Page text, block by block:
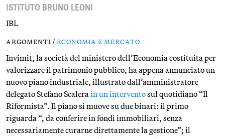
ISTITUTO BRUNO LEONI
IBL
ARGOMENTI / ECONOMIA E MERCATO
Invimit, la società del ministero dell’Economia costituita per
valorizzare il patrimonio pubblico, ha appena annunciato un
nuovo piano industriale, illustrato dall’amministratore
delegato Stefano Scalerain un interventosul quotidiano “Il
Riformista”. Il piano si muove su due binari: il primo
riguarda “, da conferire in fondi immobiliari, senza
necessariamente curarne direttamente la gestione”; il